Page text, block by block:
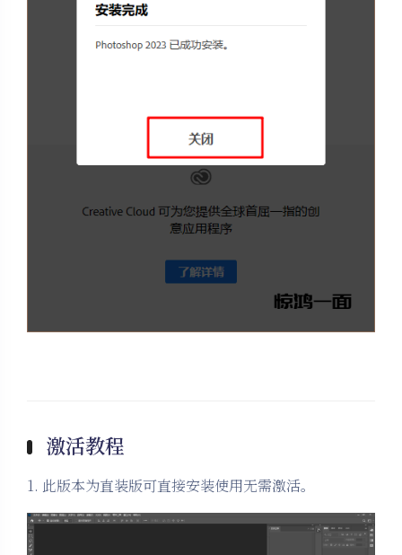
激活教程
1. 此版本为直装版可直接安装使用无需激活。